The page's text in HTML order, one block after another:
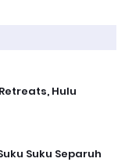
Hulu
Suku Separuh